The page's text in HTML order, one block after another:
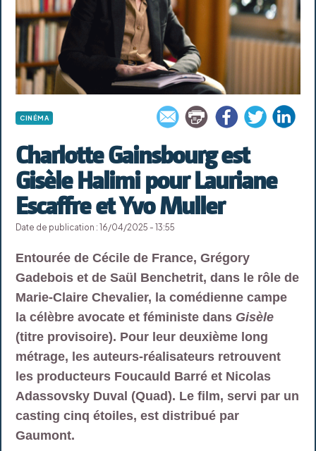
CINÉMA
Charlotte Gainsbourg est
Gisèle Halimi pour Lauriane
Escaffre et Yvo Muller
Date de publication : 16/04/2025 - 13:55
Entourée de Cécile de France, Grégory
Gadebois et de Saül Benchetrit, dans le rôle de
Marie-Claire Chevalier, la comédienne campe
la célèbre avocate et féministe dans Gisèle
(titre provisoire). Pour leur deuxième long
métrage, les auteurs-réalisateurs retrouvent
les producteurs Foucauld Barré et Nicolas
Adassovsky Duval (Quad). Le film, servi par un
casting cinq étoiles, est distribué par
Gaumont.